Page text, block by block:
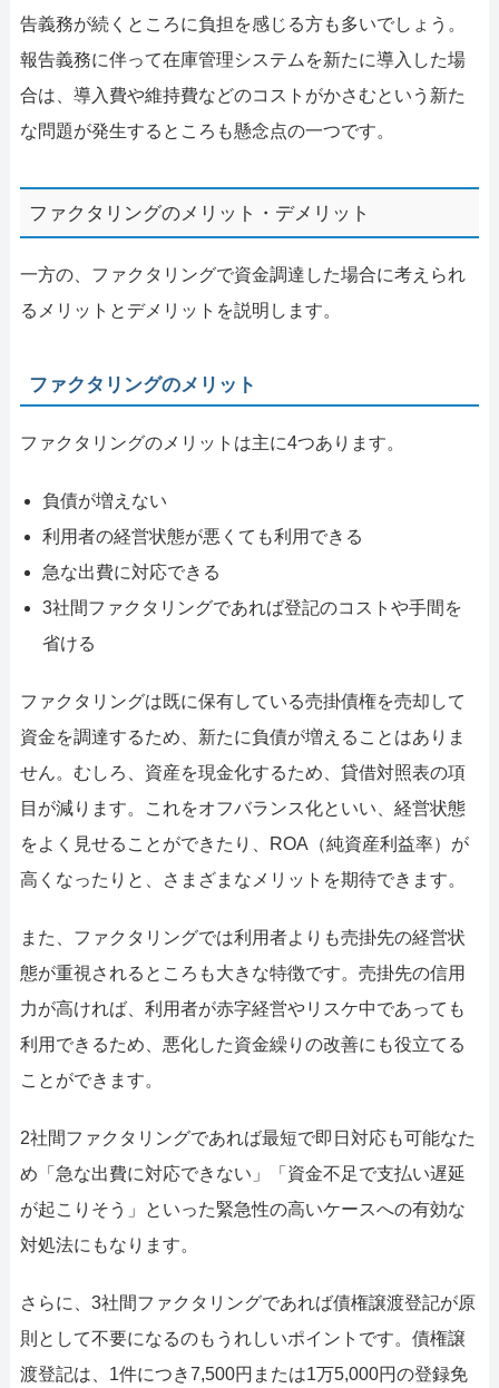
告義務が続くところに負担を感じる方も多いでしょう。
報告義務に伴って在庫管理システムを新たに導入した場
合は、導入費や維持費などのコストがかさむという新た
な問題が発生するところも懸念点の一つです。
ファクタリングのメリット・デメリット
一方の、ファクタリングで資金調達した場合に考えられ
るメリットとデメリットを説明します。
ファクタリングのメリット
ファクタリングのメリットは主に4つあります。
負債が増えない
利用者の経営状態が悪くても利用できる
急な出費に対応できる
3社間ファクタリングであれば登記のコストや手間を
省ける
ファクタリングは既に保有している売掛債権を売却して
資金を調達するため、新たに負債が増えることはありま
せん。むしろ、資産を現金化するため、貸借対照表の項
目が減ります。これをオフバランス化といい、経営状態
をよく見せることができたり、ROA（純資産利益率）が
高くなったりと、さまざまなメリットを期待できます。
また、ファクタリングでは利用者よりも売掛先の経営状
態が重視されるところも大きな特徴です。売掛先の信用
力が高ければ、利用者が赤字経営やリスケ中であっても
利用できるため、悪化した資金繰りの改善にも役立てる
ことができます。
2社間ファクタリングであれば最短で即日対応も可能なた
め「急な出費に対応できない」「資金不足で支払い遅延
が起こりそう」といった緊急性の高いケースへの有効な
対処法にもなります。
さらに、3社間ファクタリングであれば債権譲渡登記が原
則として不要になるのもうれしいポイントです。債権譲
渡登記は、1件につき7,500円または1万5,000円の登録免